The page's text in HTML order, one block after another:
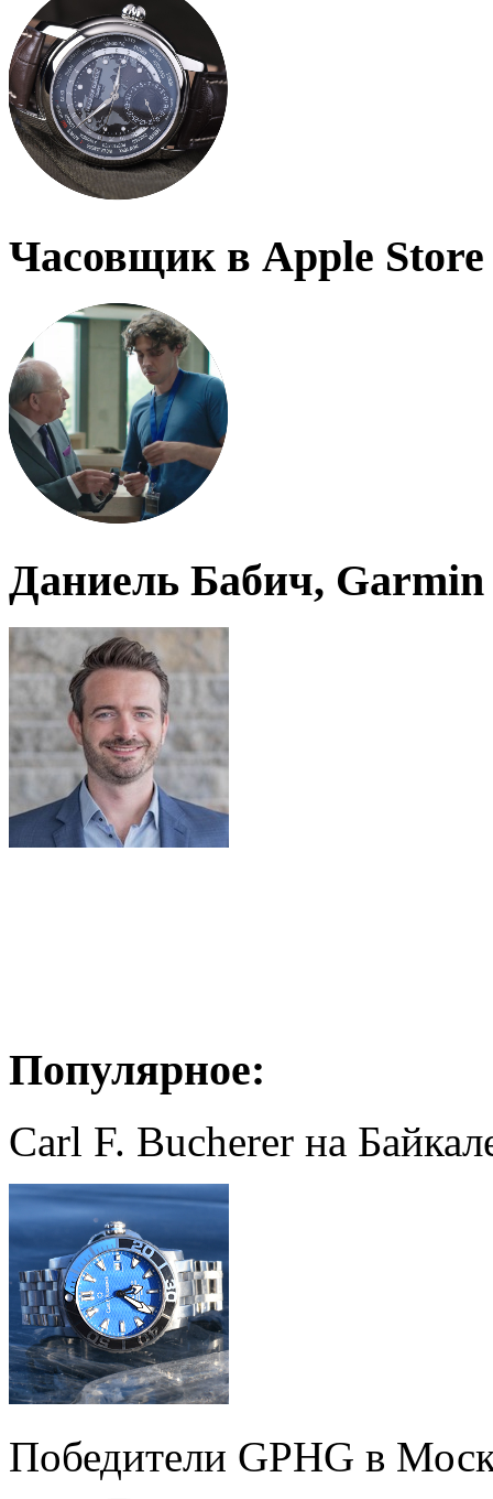
Часовщик в Apple Store
Даниель Бабич, Garmin
Популярное:
Carl F. Bucherer на
Победители GPHG в